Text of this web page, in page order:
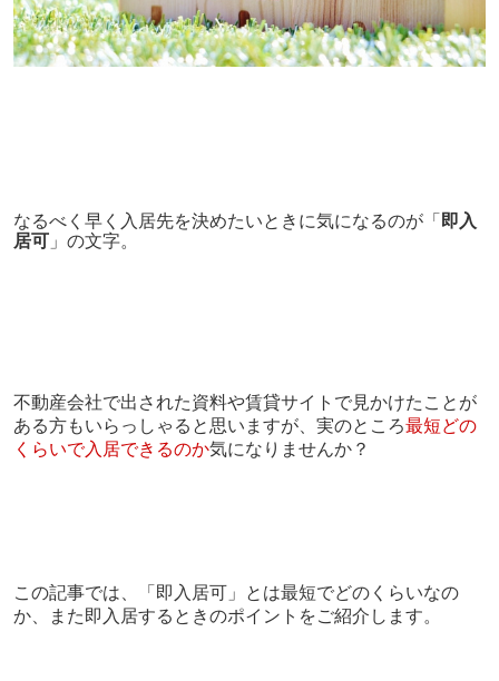
なるべく早く入居先を決めたいときに気になるのが「 即入
居可」の文字。
不動産会社で出された資料や賃貸サイトで見かけたことが
ある方もいらっしゃると思いますが、実のところ最短どの
くらいで入居できるのか気になりませんか？
この記事では、「即入居可」とは最短でどのくらいなの
か、また即入居するときのポイントをご紹介します。